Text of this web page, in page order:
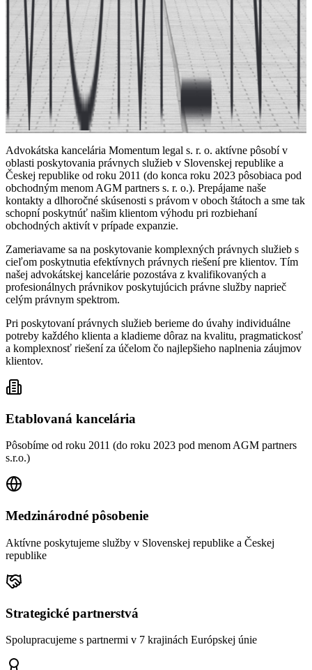
Advokátska kancelária Momentum legal s. r. o. aktívne pôsobí v
oblasti poskytovania právnych služieb v Slovenskej republike a
Českej republike od roku 2011 (do konca roku 2023 pôsobiaca pod
obchodným menom AGM partners s. r. o.). Prepájame naše
kontakty a dlhoročné skúsenosti s právom v oboch štátoch a sme tak
schopní poskytnúť našim klientom výhodu pri rozbiehaní
obchodných aktivít v prípade expanzie.
Zameriavame sa na poskytovanie komplexných právnych služieb s
cieľom poskytnutia efektívnych právnych riešení pre klientov. Tím
našej advokátskej kancelárie pozostáva z kvalifikovaných a
profesionálnych právnikov poskytujúcich právne služby naprieč
celým právnym spektrom.
Pri poskytovaní právnych služieb berieme do úvahy individuálne
potreby každého klienta a kladieme dôraz na kvalitu, pragmatickosť
a komplexnosť riešení za účelom čo najlepšieho naplnenia záujmov
klientov.
Etablovaná kancelária
Pôsobíme od roku 2011 (do roku 2023 pod menom AGM partners
s.r.o.)
Medzinárodné pôsobenie
Aktívne poskytujeme služby v Slovenskej republike a Českej
republike
Strategické partnerstvá
Spolupracujeme s partnermi v 7 krajinách Európskej únie